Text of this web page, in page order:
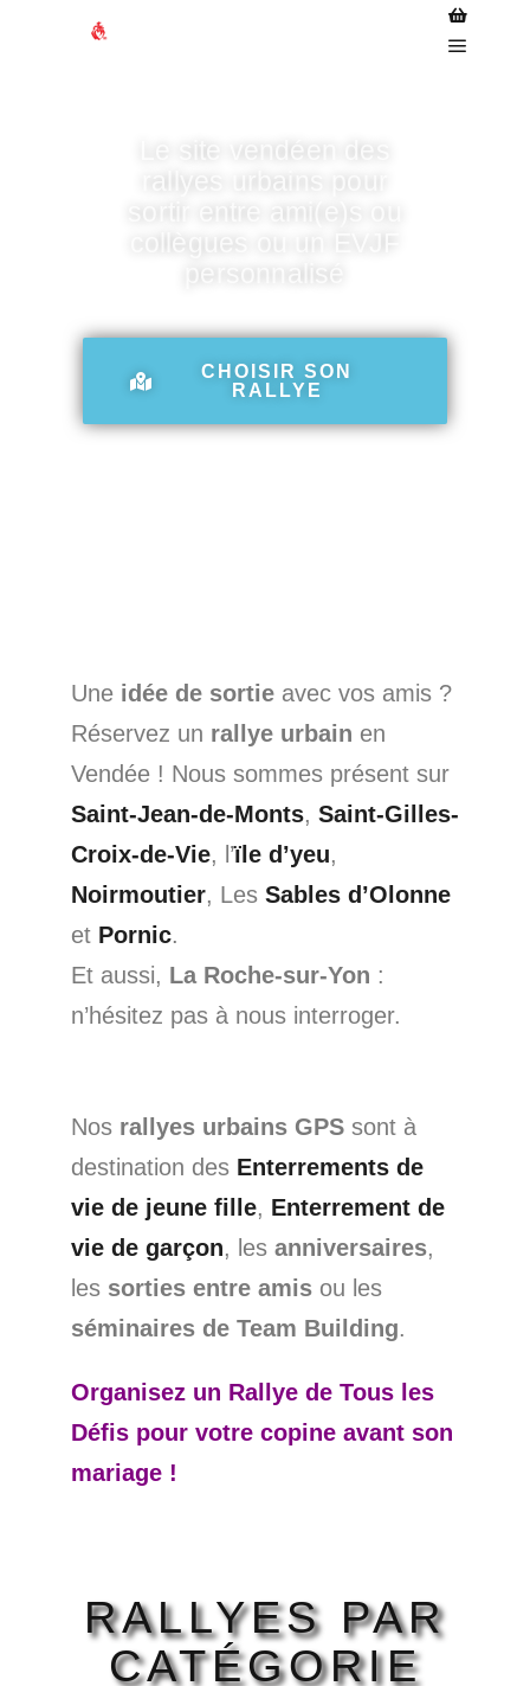
rallyes urbains pour
CHOISIR SON
RALLYE
Une idée de sortie avec vos amis ?
Réservez un rallye urbain en
Vendée ! Nous sommes présent sur
Saint-Jean-de-Monts, Saint-Gilles-
Croix-de-Vie, l’ïle d’yeu,
Noirmoutier, Les Sables d’Olonne
et Pornic.
Et aussi, La Roche-sur-Yon :
n’hésitez pas à nous interroger.
Nos rallyes urbains GPS sont à
destination des Enterrements de
vie de jeune fille, Enterrement de
vie de garçon, les anniversaires,
les sorties entre amis ou les
séminaires de Team Building.
Organisez un Rallye de Tous les
Défis pour votre copine avant son
mariage !
RALLYES PAR
CATÉGORIE